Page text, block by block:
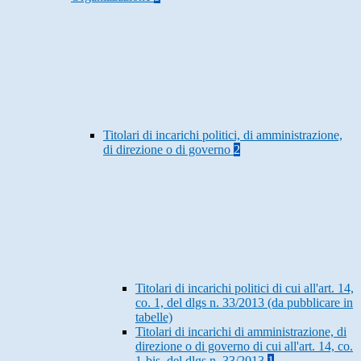
Titolari di incarichi politici, di amministrazione,
di direzione o di governo 2
Titolari di incarichi politici di cui all'art. 14,
co. 1, del dlgs n. 33/2013 (da pubblicare in
tabelle)
Titolari di incarichi di amministrazione, di
direzione o di governo di cui all'art. 14, co.